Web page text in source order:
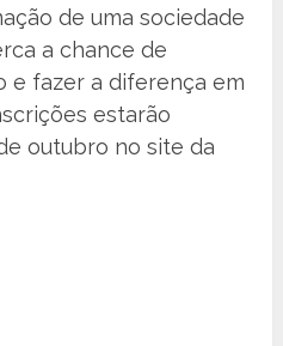
de uma sociedade
a chance de
e fazer a diferença em
estarão
outubro no site da